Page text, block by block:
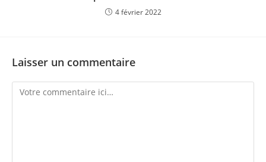
4 février 2022
Laisser un commentaire
Comment